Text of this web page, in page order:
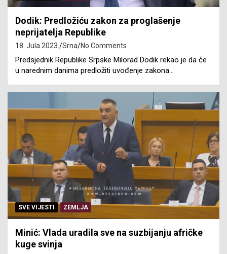
Dodik: Predložiću zakon za proglašenje
neprijatelja Republike
18. Jula 2023. Srna No Comments
Predsjednik Republike Srpske Milorad Dodik rekao je da će
u narednim danima predložiti uvođenje zakona…
SVE VIJESTI ZEMLJA
Minić: Vlada uradila sve na suzbijanju afričke
kuge svinja